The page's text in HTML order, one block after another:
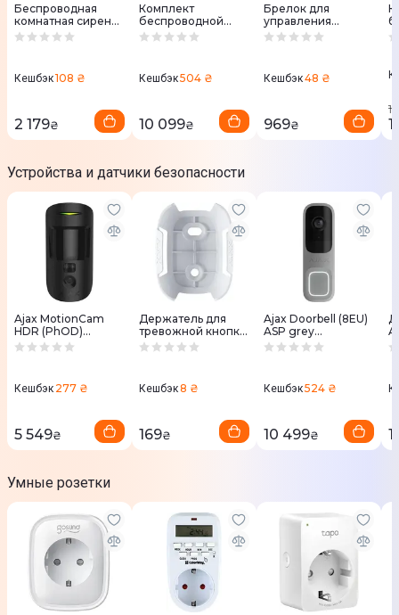
Беспроводная
комнатная сирена
Ajax HomeSiren
Кешбэк108 ₴
2 179₴
Комплект
беспроводной
сигнализации Ajax
Кешбэк504 ₴
10 099₴
Брелок для
управления
охранной
000001156 (black)
Кешбэк48 ₴
969₴
Устройства и датчики безопасности
Ajax MotionCam
HDR (PhOD)
Jeweller (8EU) ASP
камерой
Кешбэк 277 ₴
5 549₴
Держатель для
тревожной кнопки
Ajax Holder for
Кешбэк8 ₴
169₴
Ajax Doorbell (8EU)
ASP grey
видеозвонок
Кешбэк524 ₴
10 499₴ 1
Умные розетки